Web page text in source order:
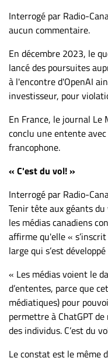
Interrogé par Radio-
aucun commentaire.
En décembre 2023, le
lancé des poursuites
à l'encontre d'OpenAI
investisseur, pour
En France, le journal Le
conclu une entente
francophone.
« C'est du vol! »
Interrogé par Radio-
Tenir tête aux géants
les médias canadiens
affirme qu'elle «
large qui s’est
« Les médias voient le
d’ententes, parce que
médiatiques) pour
permettre à ChatGPT
des individus. C’est du
Le constat est le même